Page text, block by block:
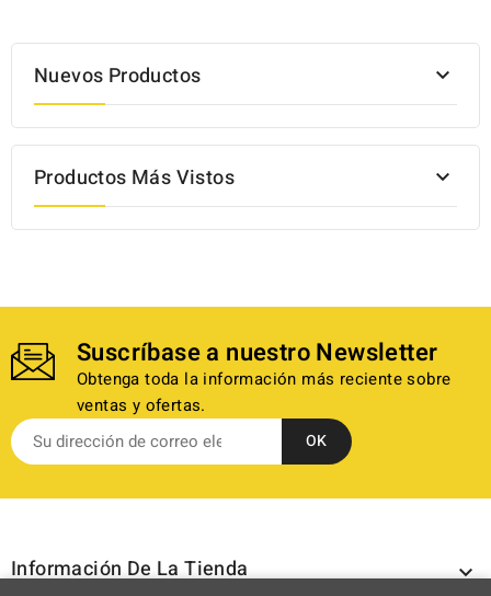
Nuevos Productos 
Productos Más Vistos 
Suscríbase a nuestro Newsletter
Obtenga toda la información más reciente sobre
ventas y ofertas.
Información De La Tienda 